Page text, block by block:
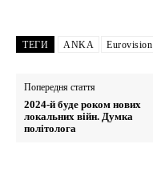
ТЕГИ ANKA Eurovision
Попередня стаття
2024-й буде роком нових
локальних війн. Думка
політолога